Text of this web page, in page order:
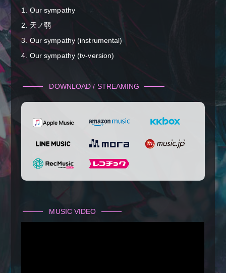
1. Our sympathy
2. 天ノ弱
3. Our sympathy (instrumental)
4. Our sympathy (tv-version)
DOWNLOAD / STREAMING
MUSIC VIDEO